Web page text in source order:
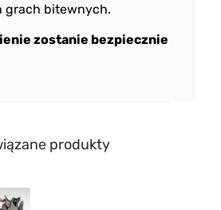
grach bitewnych.
zostanie bezpiecznie
produkty